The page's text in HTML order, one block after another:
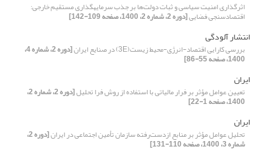
اثرگذاری امنیت سیاسی و ثبات دولت‌ها بر جذب سرمایهگذاری مستقیم خارجی:
اقتصادسنجی فضایی[دوره 2، شماره 2، 1400، صفحه 109-142]
انتشار آلودگی
بررسی کارایی اقتصاد-انرژی-محیط زیست(3E) در صنایع ایران [دوره 2، شماره 4،
1400، صفحه 55-86]
ایران
تعیین عوامل مؤثر بر فرار مالیاتی با استفاده از روش فرا تحلیل [دوره 2، شماره 2،
1400، صفحه 1-22]
ایران
تحلیل عوامل مؤثر بر منابع ازدست‌رفته سازمان تأمین اجتماعی در ایران [دوره 2،
شماره 3، 1400، صفحه 110-131]